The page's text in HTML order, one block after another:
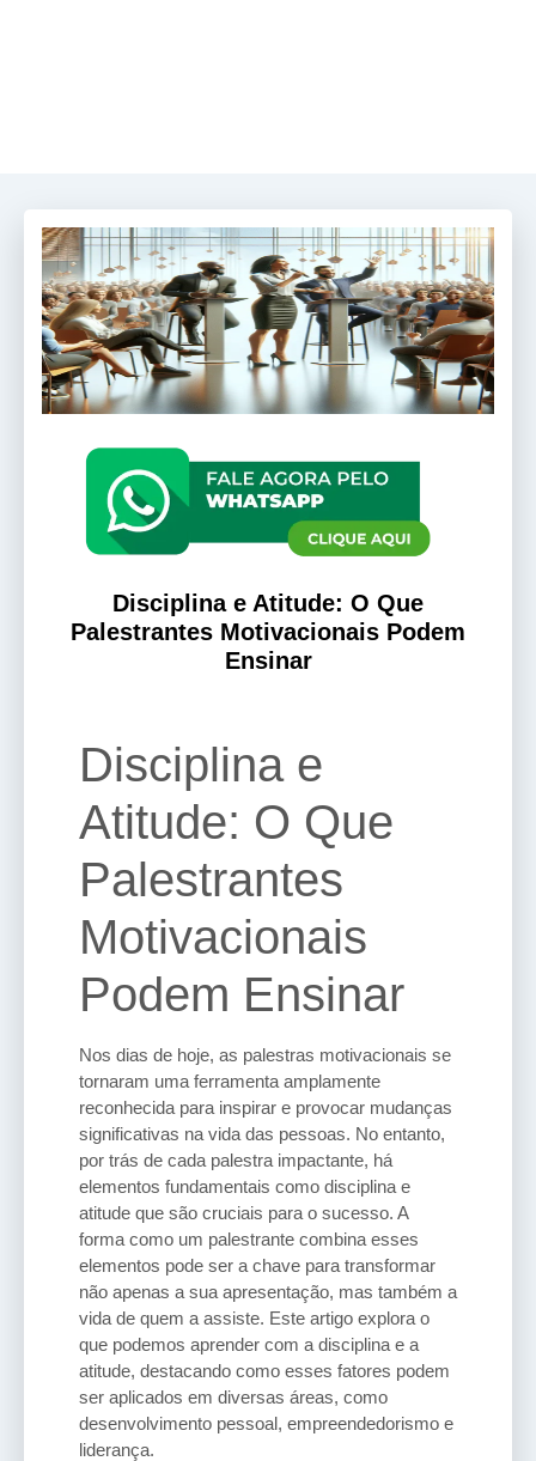
Disciplina e Atitude: O Que
Palestrantes Motivacionais Podem
Ensinar
Disciplina e
Atitude: O Que
Palestrantes
Motivacionais
Podem Ensinar
Nos dias de hoje, as palestras motivacionais se
tornaram uma ferramenta amplamente
reconhecida para inspirar e provocar mudanças
significativas na vida das pessoas. No entanto,
por trás de cada palestra impactante, há
elementos fundamentais como disciplina e
atitude que são cruciais para o sucesso. A
forma como um palestrante combina esses
elementos pode ser a chave para transformar
não apenas a sua apresentação, mas também a
vida de quem a assiste. Este artigo explora o
que podemos aprender com a disciplina e a
atitude, destacando como esses fatores podem
ser aplicados em diversas áreas, como
desenvolvimento pessoal, empreendedorismo e
liderança.